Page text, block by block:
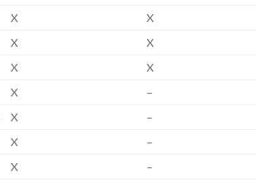
X
X
X
X
X
X
X
–
X
–
X
–
X
–